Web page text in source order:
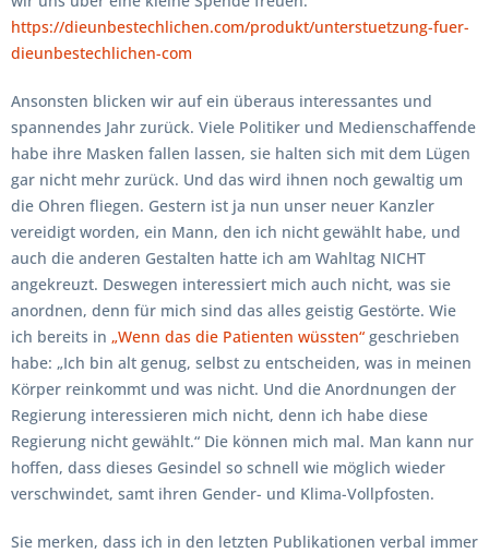
https://dieunbestechlichen.com/produkt/unterstuetzung-fuer-
dieunbestechlichen-com
Ansonsten blicken wir auf ein überaus interessantes und
spannendes Jahr zurück. Viele Politiker und Medienschaffende
habe ihre Masken fallen lassen, sie halten sich mit dem Lügen
gar nicht mehr zurück. Und das wird ihnen noch gewaltig um
die Ohren fliegen. Gestern ist ja nun unser neuer Kanzler
vereidigt worden, ein Mann, den ich nicht gewählt habe, und
auch die anderen Gestalten hatte ich am Wahltag NICHT
angekreuzt. Deswegen interessiert mich auch nicht, was sie
anordnen, denn für mich sind das alles geistig Gestörte. Wie
ich bereits in „Wenn das die Patienten wüssten“ geschrieben
habe: „Ich bin alt genug, selbst zu entscheiden, was in meinen
Körper reinkommt und was nicht. Und die Anordnungen der
Regierung interessieren mich nicht, denn ich habe diese
Regierung nicht gewählt.“ Die können mich mal. Man kann nur
hoffen, dass dieses Gesindel so schnell wie möglich wieder
verschwindet, samt ihren Gender- und Klima-Vollpfosten.
Sie merken, dass ich in den letzten Publikationen verbal immer